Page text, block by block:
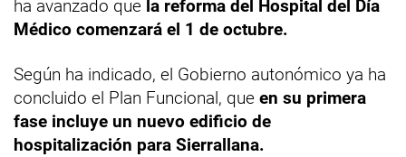
ha avanzado que la reforma del Hospital del Día
Médico comenzará el 1 de octubre.
Según ha indicado, el Gobierno autonómico ya ha
concluido el Plan Funcional, que en su primera
fase incluye un nuevo edificio de
hospitalización para Sierrallana.